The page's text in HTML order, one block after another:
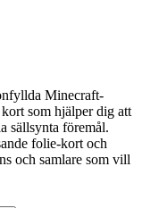
Minecraft-
som hjälper dig att
sällsynta föremål.
folie-kort och
och samlare som vill